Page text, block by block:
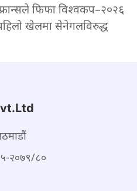
फिफा विश्वकप–२०२६
खेलमा सेनेगलविरुद्ध
२०७९/८०